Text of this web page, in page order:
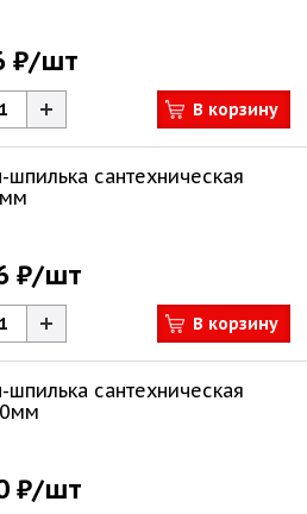
₽/шт
В корзину
сантехническая
₽/шт
В корзину
сантехническая
₽/шт